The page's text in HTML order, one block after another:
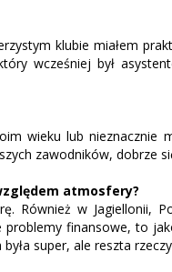
klubie miałem
wcześniej był
wieku lub nieznacznie
zawodników, dobrze
atmosfery?
Również w Jagiellonii,
problemy finansowe, to
super, ale reszta